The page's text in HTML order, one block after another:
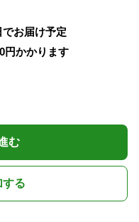
お届け予定
円かかります
む
する